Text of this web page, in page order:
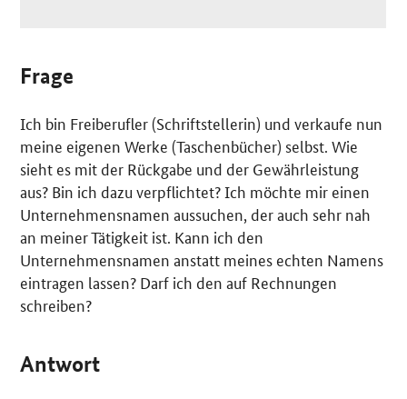
Frage
Ich bin Freiberufler (Schriftstellerin) und verkaufe nun
meine eigenen Werke (Taschenbücher) selbst. Wie
sieht es mit der Rückgabe und der Gewährleistung
aus? Bin ich dazu verpflichtet? Ich möchte mir einen
Unternehmensnamen aussuchen, der auch sehr nah
an meiner Tätigkeit ist. Kann ich den
Unternehmensnamen anstatt meines echten Namens
eintragen lassen? Darf ich den auf Rechnungen
schreiben?
Antwort